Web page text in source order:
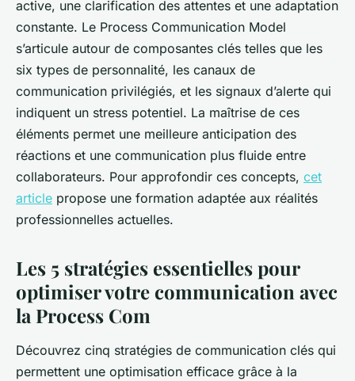
active, une clarification des attentes et une adaptation
constante. Le Process Communication Model
s’articule autour de composantes clés telles que les
six types de personnalité, les canaux de
communication privilégiés, et les signaux d’alerte qui
indiquent un stress potentiel. La maîtrise de ces
éléments permet une meilleure anticipation des
réactions et une communication plus fluide entre
collaborateurs. Pour approfondir ces concepts, cet
article propose une formation adaptée aux réalités
professionnelles actuelles.
Les 5 stratégies essentielles pour
optimiser votre communication avec
la Process Com
Découvrez cinq stratégies de communication clés qui
permettent une optimisation efficace grâce à la